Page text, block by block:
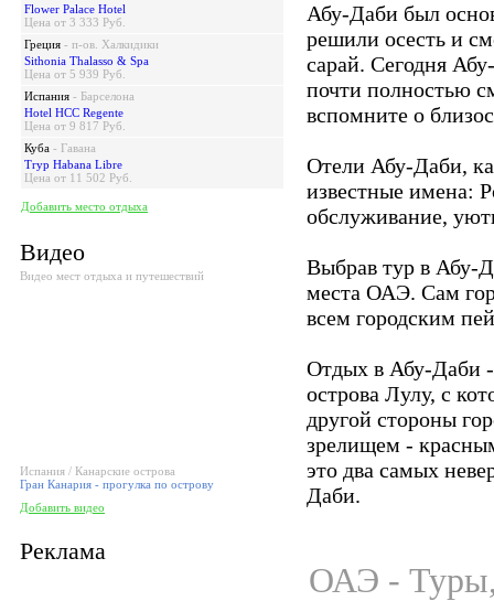
Flower Palace Hotel
Цена от 3 333 Руб.
Греция - п-ов. Халкидики
Sithonia Thalasso & Spa
Цена от 5 939 Руб.
Испания - Барселона
Hotel HCC Regente
Цена от 9 817 Руб.
Куба - Гавана
Tryp Habana Libre
Цена от 11 502 Руб.
Добавить место отдыха
Видео
Видео мест отдыха и путешествий
Испания / Канарские острова
Гран Канария - прогулка по острову
Добавить видео
Реклама
Абу-Даби был
решили осесть и
сарай. Сегодня
почти полностью
вспомните о
Отели Абу-Даби,
известные имена:
обслуживание,
Выбрав тур в Абу-
места ОАЭ. Сам
всем городским
Отдых в Абу-Даби -
острова Лулу, с
другой стороны
зрелищем -
это два самых
Даби.
ОАЭ - Туры,